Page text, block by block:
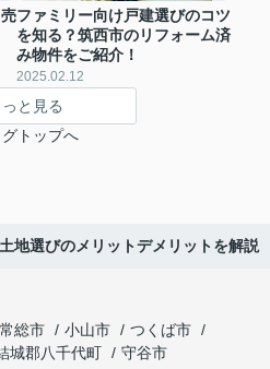
ファミリー向け戸建選びのコツ
を知る？筑西市のリフォーム済
み物件をご紹介！
2025.02.12
っと見る
トップへ
地選びのメリットデメリットを解説
常総市 小山市
つくば市
城郡八千代町
守谷市